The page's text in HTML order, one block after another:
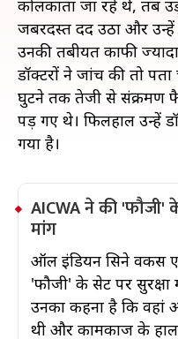
कोलकाता जा रहे थे, तब
जबरदस्त दर्द उठा और
उनकी तबीयत काफी
डॉक्टरों ने जांच की तो
घुटने तक तेजी से संक्रमण
पड़ गए थे। फिलहाल उन्हें
गया है।
AICWA ने की 'फौजी'
मांग
ऑल इंडियन सिने वर्कर्स
'फौजी' के सेट पर सुरक्षा
उनका कहना है कि वहां
थी और कामकाज के